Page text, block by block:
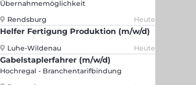
Übernahmemöglichkeit
Rendsburg
Heute
Helfer Fertigung Produktion (m/w/d)
Luhe-Wildenau Heute
Gabelstaplerfahrer (m/w/d)
Hochregal - Branchentarifbindung